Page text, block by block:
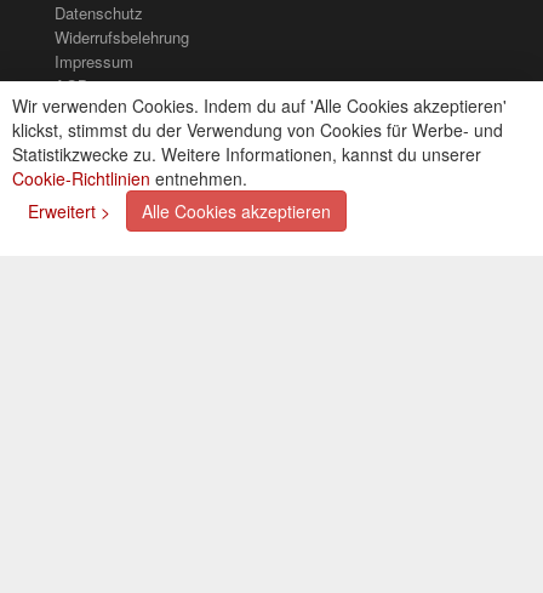
Wir verwenden Cookies. Indem du auf 'Alle Cookies akzeptieren'
klickst, stimmst du der Verwendung von Cookies für Werbe- und
Statistikzwecke zu. Weitere Informationen, kannst du unserer
Cookie-Richtlinien entnehmen.
Erweitert >
Alle Cookies akzeptieren
Datenschutz
Widerrufsbelehrung
Impressum
AGB
Kontakt
Cookies einstellungen
Zahlungsarten